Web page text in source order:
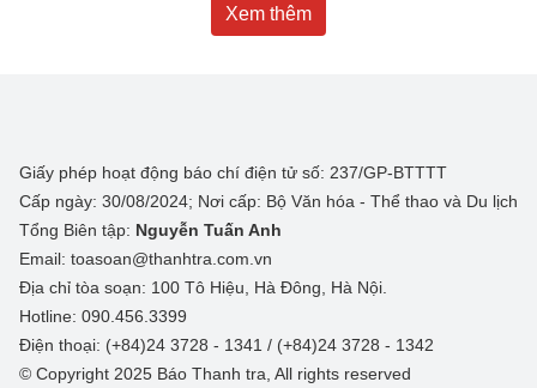
Xem thêm
Giấy phép hoạt động báo chí điện tử số: 237/GP-BTTTT
Cấp ngày: 30/08/2024; Nơi cấp: Bộ Văn hóa - Thể thao và Du lịch
Tổng Biên tập: Nguyễn Tuấn Anh
Email: toasoan@thanhtra.com.vn
Địa chỉ tòa soạn: 100 Tô Hiệu, Hà Đông, Hà Nội.
Hotline: 090.456.3399
Điện thoại: (+84)24 3728 - 1341 / (+84)24 3728 - 1342
© Copyright 2025 Báo Thanh tra, All rights reserved